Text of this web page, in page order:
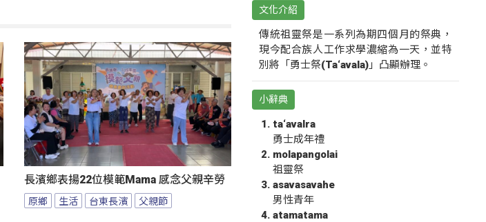
長濱鄉表揚22位模範Mama 感念父親辛勞
原鄉 生活 台東長濱 父親節
文化介紹
傳統祖靈祭是一系列為期四個月的祭典，
現今配合族人工作求學濃縮為一天，並特
別將「勇士祭(Ta‘avala)」凸顯辦理。
小辭典
ta‘avalra
勇士成年禮
molapangolai
祖靈祭
asavasavahe
男性青年
atamatama